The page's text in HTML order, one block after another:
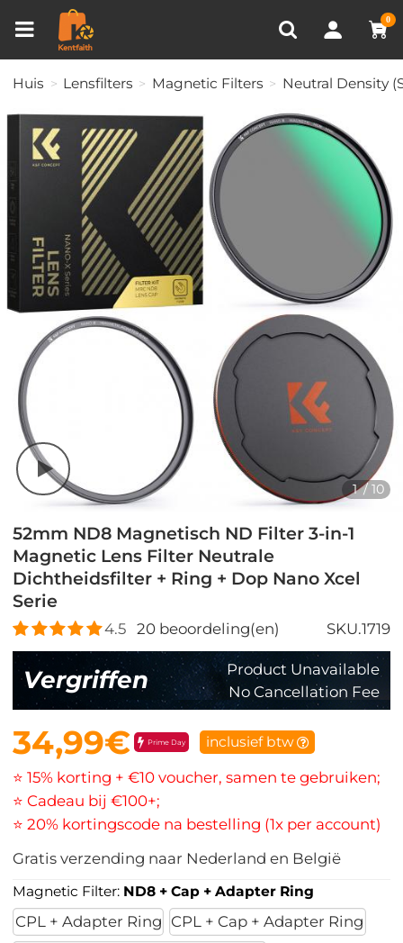
0
RECENT BEKEKEN
Huis Lensfilters Magnetic Filters Neutral Density
1/10
52mm ND8 Magnetisch ND Filter 3-in-1
Magnetic Lens Filter Neutrale
Dichtheidsfilter + Ring + Dop Nano Xcel
Serie
4.5 20beoordeling(en) SKU.1719
Vergriffen
Product Unavailable
No Cancellation Fee
34,99€ Prime Day inclusief btw
⭐ 15% korting + €10 voucher, samen te gebruiken;
⭐ Cadeau bij €100+;
⭐ 20% kortingscode na bestelling (1x per account)
Gratis verzending naar Nederland en België
Magnetic Filter: ND8 + Cap + Adapter Ring
CPL + Adapter Ring CPL + Cap + Adapter Ring